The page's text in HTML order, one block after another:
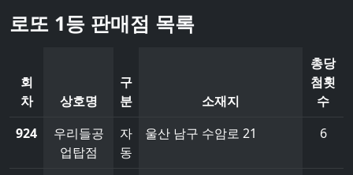
로또 1등 판매점 목록
회
차
상호명
구
분
소재지
총당
첨횟
수
924
우리들공
업탑점
자
동
울산 남구 수암로 21 6